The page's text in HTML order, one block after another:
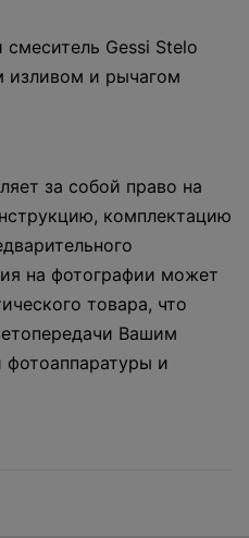
Gessi Stelo
изливом и рычагом
за собой право на
комплектацию
на фотографии может
товара, что
Вашим
и